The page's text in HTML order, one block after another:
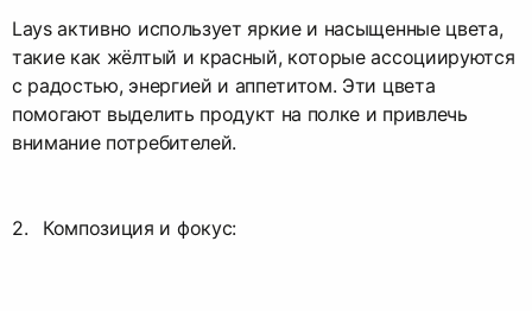
Lays активно использует яркие и насыщенные цвета,
такие как жёлтый и красный, которые ассоциируются
с радостью, энергией и аппетитом. Эти цвета
помогают выделить продукт на полке и привлечь
внимание потребителей.
Композиция и фокус: